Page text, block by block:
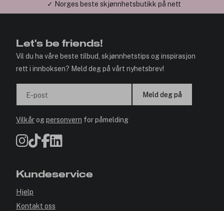
✓ Årets Nettbutikk 2026 og 2025
Let's be friends!
Vil du ha våre beste tilbud, skjønnhetstips og inspirasjon
rett i innboksen? Meld deg på vårt nyhetsbrev!
E-post Meld deg på
Vilkårogpersonvern for påmelding
Kundeservice
Hjelp
Kontakt oss